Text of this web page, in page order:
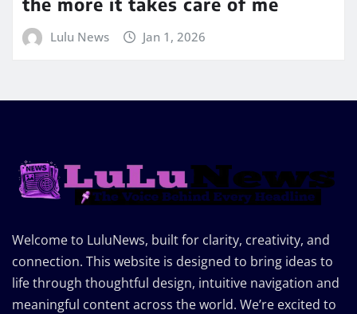
Lulu News Jan 1, 2026
Welcome to LuluNews, built for clarity, creativity, and
connection. This website is designed to bring ideas to
life through thoughtful design, intuitive navigation and
meaningful content across the world. We’re excited to